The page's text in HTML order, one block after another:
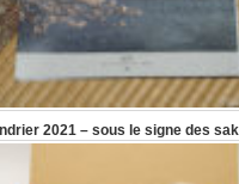
2021 – sous le signe des